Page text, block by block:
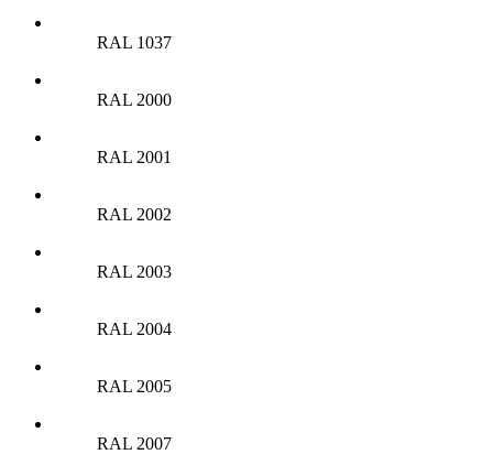
RAL 1037
RAL 2000
RAL 2001
RAL 2002
RAL 2003
RAL 2004
RAL 2005
RAL 2007